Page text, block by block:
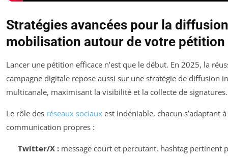
Stratégies avancées pour la
mobilisation autour de votre pétition
Lancer une pétition efficace n’est que le début. En 2025, la
campagne digitale repose aussi sur une stratégie de diffusion
multicanale, maximisant la visibilité et la collecte de signatures.
Le rôle des réseaux sociaux est indéniable, chacun s’adaptant
communication propres :
Twitter/X :message court et percutant, hashtag pertinent